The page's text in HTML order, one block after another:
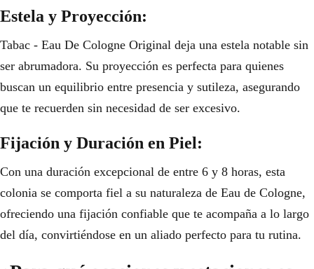
Estela y Proyección:
Tabac - Eau De Cologne Original deja una estela notable sin
ser abrumadora. Su proyección es perfecta para quienes
buscan un equilibrio entre presencia y sutileza, asegurando
que te recuerden sin necesidad de ser excesivo.
Fijación y Duración en Piel:
Con una duración excepcional de entre 6 y 8 horas, esta
colonia se comporta fiel a su naturaleza de Eau de Cologne,
ofreciendo una fijación confiable que te acompaña a lo largo
del día, convirtiéndose en un aliado perfecto para tu rutina.